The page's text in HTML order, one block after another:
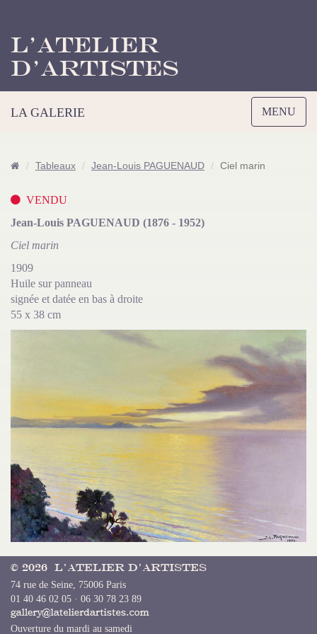
L’Atelier
d’Artistes
Toggle
navigation
MENU
LA GALERIE
Tableaux Jean-Louis PAGUENAUD Ciel marin
VENDU
Jean-Louis PAGUENAUD (1876 - 1952)
Ciel marin
1909
Huile sur panneau
signée et datée en bas à droite
55 x 38 cm
© 2026 L’Atelier d’Artistes
74 rue de Seine, 75006 Paris
01 40 46 02 05 · 06 30 78 23 89
Ouverture du mardi au samedi